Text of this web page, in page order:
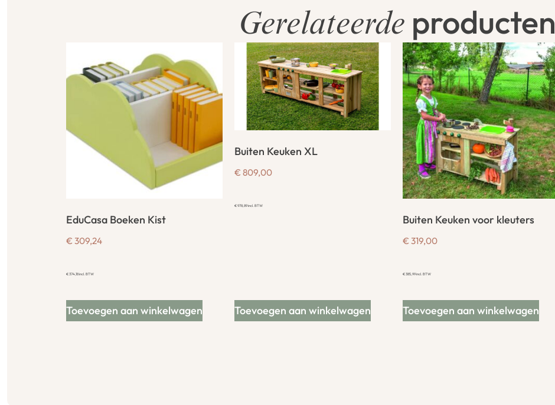
Gerelateerde producten
EduCasa Boeken Kist
€ 309,24
€374,18incl. BTW
Toevoegen aan winkelwagen
Buiten Keuken XL
€ 809,00
€978,89incl. BTW
Toevoegen aan winkelwagen
Buiten Keuken voor kleuters
€ 319,00
€385,99incl. BTW
Toevoegen aan winkelwagen